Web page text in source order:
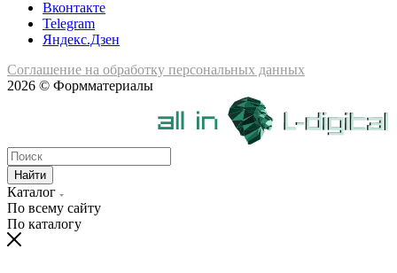
Вконтакте
Telegram
Яндекс.Дзен
Соглашение на обработку персональных данных
2026 © Формматериалы
Найти
Каталог
По всему сайту
По каталогу